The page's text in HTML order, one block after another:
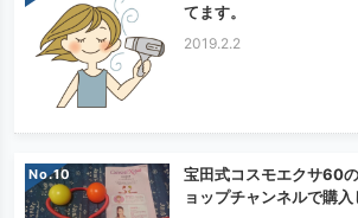
てます。
2019.2.2
No.
宝田式コスモエクサ60
ョップチャンネルで購